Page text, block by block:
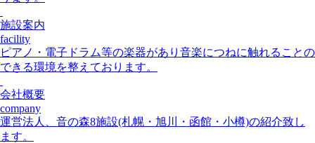
施設案内
facility
ピアノ・電子ドラム等の楽器があり音楽につねに触れることの
できる環境を整えております。
会社概要
company
運営法人、音の森8施設(札幌・旭川・函館・小樽)の紹介致し
ます。